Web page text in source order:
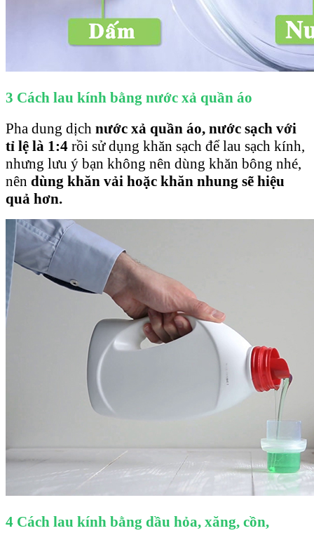
3 Cách lau kính bằng nước xả quần áo
Pha dung dịch nước xả quần áo, nước sạch với
tỉ lệ là 1:4 rồi sử dụng khăn sạch để lau sạch kính,
nhưng lưu ý bạn không nên dùng khăn bông nhé,
nên dùng khăn vải hoặc khăn nhung sẽ hiệu
quả hơn.
4 Cách lau kính bằng dầu hỏa, xăng, cồn,